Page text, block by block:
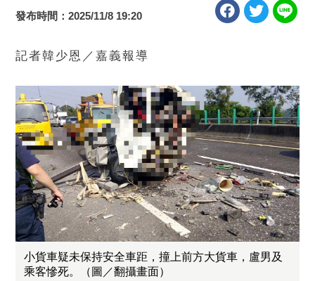
發布時間：2025/11/8 19:20
記者韓少恩／嘉義報導
小貨車疑未保持安全車距，撞上前方大貨車，盧男及
乘客慘死。（圖／翻攝畫面）